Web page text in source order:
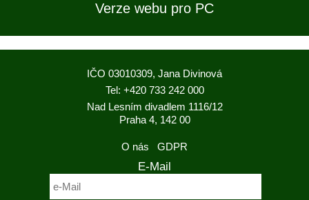
Verze webu pro PC
IČO 03010309, Jana Divinová
Tel: +420 733 242 000
Nad Lesním divadlem 1116/12
Praha 4, 142 00
O nás GDPR
E-Mail